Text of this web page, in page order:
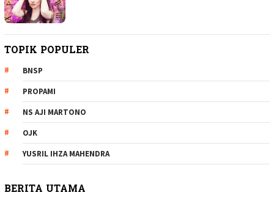
TOPIK POPULER
BNSP
PROPAMI
NS AJI MARTONO
OJK
YUSRIL IHZA MAHENDRA
BERITA UTAMA